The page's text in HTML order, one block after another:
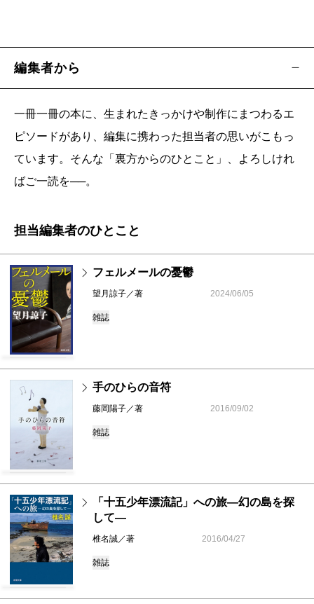
編集者から
一冊一冊の本に、生まれたきっかけや制作にまつわるエ
ピソードがあり、編集に携わった担当者の思いがこもっ
ています。そんな「裏方からのひとこと」、よろしけれ
ばご一読を──。
担当編集者のひとこと
フェルメールの憂鬱
望月諒子／著 2024/06/05
雑誌
手のひらの音符
藤岡陽子／著 2016/09/02
雑誌
「十五少年漂流記」への旅―幻の島を探
して―
椎名誠／著 2016/04/27
雑誌